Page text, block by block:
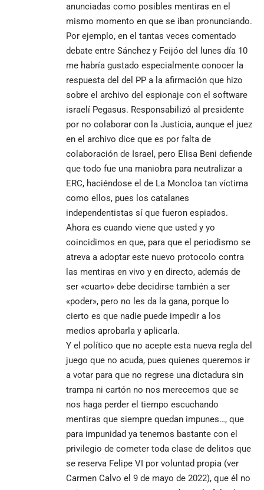
anunciadas como posibles mentiras en el
mismo momento en que se iban pronunciando.
Por ejemplo, en el tantas veces comentado
debate entre Sánchez y Feijóo del lunes día 10
me habría gustado especialmente conocer la
respuesta del del PP a la afirmación que hizo
sobre el archivo del espionaje con el software
israelí Pegasus. Responsabilizó al presidente
por no colaborar con la Justicia, aunque el juez
en el archivo dice que es por falta de
colaboración de Israel, pero Elisa Beni defiende
que todo fue una maniobra para neutralizar a
ERC, haciéndose el de La Moncloa tan víctima
como ellos, pues los catalanes
independentistas sí que fueron espiados.
Ahora es cuando viene que usted y yo
coincidimos en que, para que el periodismo se
atreva a adoptar este nuevo protocolo contra
las mentiras en vivo y en directo, además de
ser «cuarto» debe decidirse también a ser
«poder», pero no les da la gana, porque lo
cierto es que nadie puede impedir a los
medios aprobarla y aplicarla.
Y el político que no acepte esta nueva regla del
juego que no acuda, pues quienes queremos ir
a votar para que no regrese una dictadura sin
trampa ni cartón no nos merecemos que se
nos haga perder el tiempo escuchando
mentiras que siempre quedan impunes…, que
para impunidad ya tenemos bastante con el
privilegio de cometer toda clase de delitos que
se reserva Felipe VI por voluntad propia (ver
Carmen Calvo el 9 de mayo de 2022), que él no